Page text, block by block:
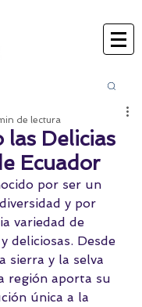
las Delicias
Ecuador
de lectura
por ser un
y por
variedad de
deliciosas. Desde
sierra y la selva
región aporta su
única a la